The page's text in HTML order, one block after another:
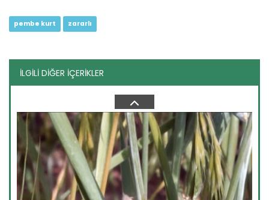
pembe kurt zararlı
İLGİLİ DİĞER İÇERİKLER
Palmiye Kırmızı Böceği